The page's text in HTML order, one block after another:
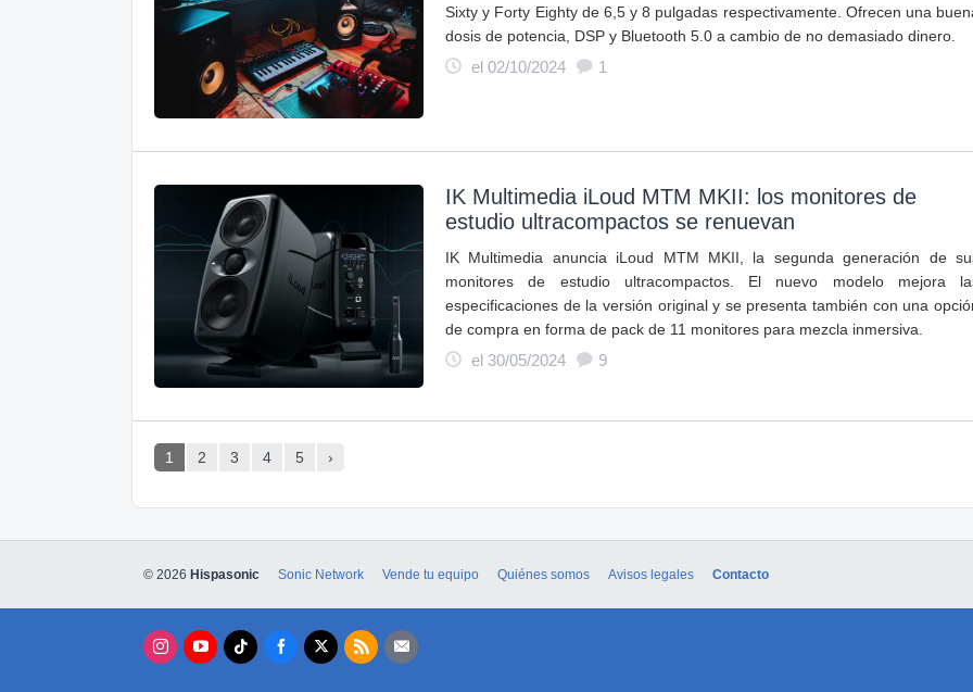
Sixty y Forty Eighty de 6,5 y 8 pulgadas respectivamente. Ofrecen una
dosis de potencia, DSP y Bluetooth 5.0 a cambio de no demasiado dinero.
el 02/10/2024
1
IK Multimedia iLoud MTM MKII: los monitores de
estudio ultracompactos se renuevan
IK Multimedia anuncia iLoud MTM MKII, la segunda generación de
monitores de estudio ultracompactos. El nuevo modelo mejora
especificaciones de la versión original y se presenta también con una
de compra en forma de pack de 11 monitores para mezcla inmersiva.
el 30/05/2024
9
1 2 3 4 5 ›
© 2026 Hispasonic Sonic Network Vende tu equipo Quiénes somos Avisos legales Contacto